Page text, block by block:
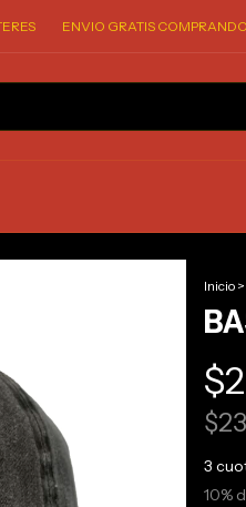
ENVIO GRATIS COMPRANDO
Inicio >
3
10%